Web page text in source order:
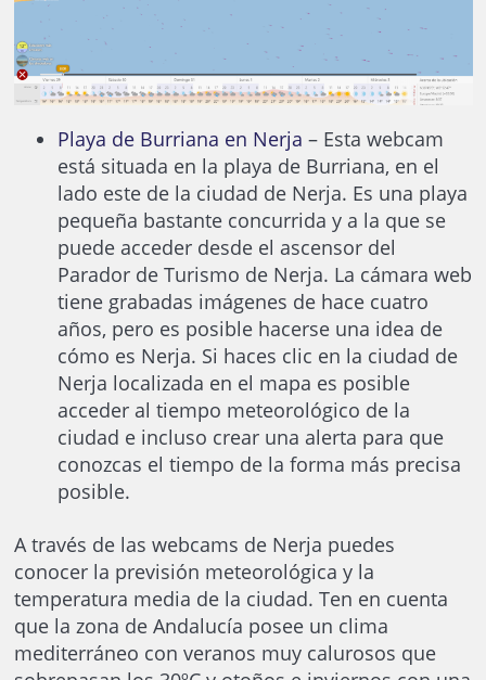
Playa de Burriana en Nerja – Esta webcam
está situada en la playa de Burriana, en el
lado este de la ciudad de Nerja. Es una playa
pequeña bastante concurrida y a la que se
puede acceder desde el ascensor del
Parador de Turismo de Nerja. La cámara web
tiene grabadas imágenes de hace cuatro
años, pero es posible hacerse una idea de
cómo es Nerja. Si haces clic en la ciudad de
Nerja localizada en el mapa es posible
acceder al tiempo meteorológico de la
ciudad e incluso crear una alerta para que
conozcas el tiempo de la forma más precisa
posible.
A través de las webcams de Nerja puedes
conocer la previsión meteorológica y la
temperatura media de la ciudad. Ten en cuenta
que la zona de Andalucía posee un clima
mediterráneo con veranos muy calurosos que